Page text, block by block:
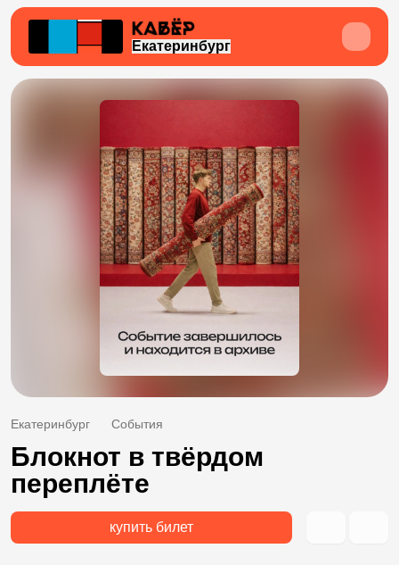
Екатеринбург
Екатеринбург События
Блокнот в твёрдом
переплёте
купить билет